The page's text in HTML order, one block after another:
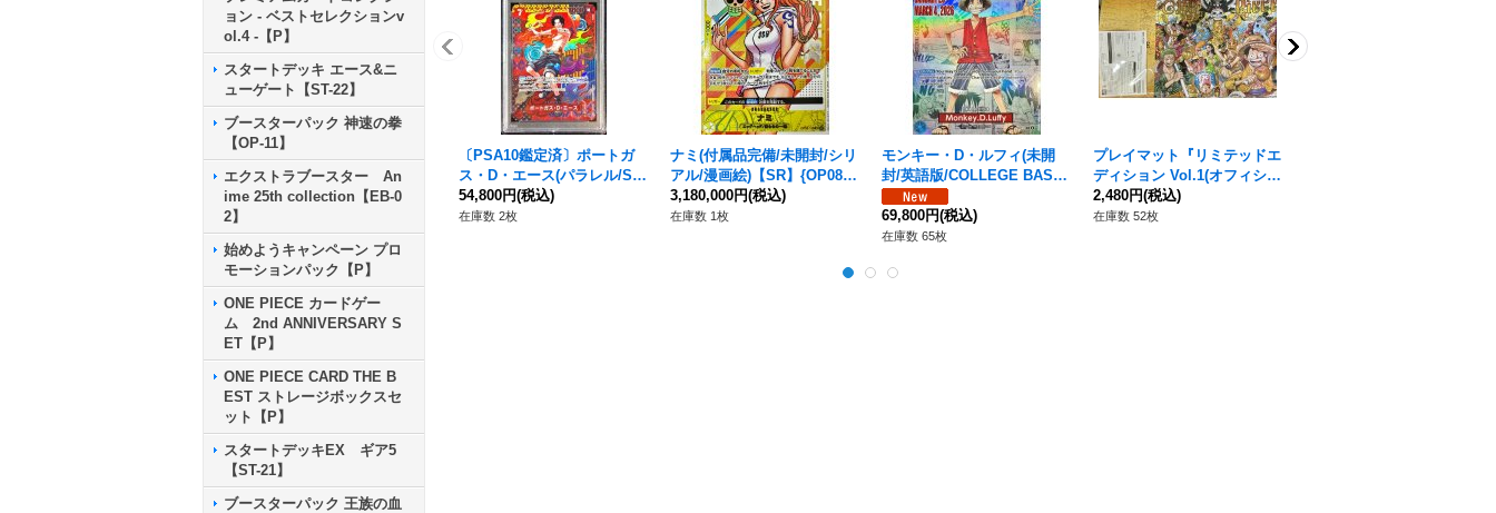
ョン - ベストセレクションv
ol.4 -【P】
スタートデッキ エース&ニ
ューゲート【ST-22】
ブースターパック 神速の拳
【OP-11】
エクストラブースター An
ime 25th collection【EB-0
2】
始めようキャンペーン プロ
モーションパック【P】
ONE PIECE カードゲー
ム 2nd ANNIVERSARY S
ET【P】
ONE PIECE CARD THE B
EST ストレージボックスセ
ット【P】
スタートデッキEX ギア5
【ST-21】
ブースターパック 王族の血
〔PSA10鑑定済〕ポートガ
ス・D・エース(パラレル/SP/
和柄/illust:Tacchan)【SP】
{OP02-013[OP08]}
54,800円(税込)
在庫数 2枚
ナミ(付属品完備/未開封/シリ
アル/漫画絵)【SR】{OP08-1
06}
3,180,000円(税込)
在庫数 1枚
モンキー・D・ルフィ(未開
封/英語版/COLLEGE BASK
ETBALL US VOYAGE)
【P】{P-055}
69,800円(税込)
在庫数 65枚
プレイマット『リミテッドエ
ディション Vol.1(オフィシャ
ルプレイマット)』【サプラ
イ】{-}
2,480円(税込)
在庫数 52枚